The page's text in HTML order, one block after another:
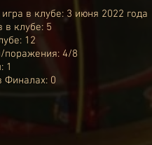
в клубе: 3 июня 2022 года
в клубе: 5
12
поражения: 4/8
1
Финалах: 0